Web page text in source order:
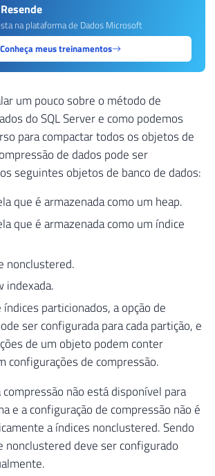
na plataforma de Dados Microsoft
Conheça meus treinamentos
um pouco sobre o método de
do SQL Server e como podemos
para compactar todos os objetos de
de dados pode ser
seguintes objetos de banco de dados:
que é armazenada como um heap.
que é armazenada como um índice
nonclustered.
indexada.
índices particionados, a opção de
ser configurada para cada partição, e
de um objeto podem conter
configurações de compressão.
não está disponível para
e a configuração de compressão não é
a índices nonclustered. Sendo
nonclustered deve ser configurado